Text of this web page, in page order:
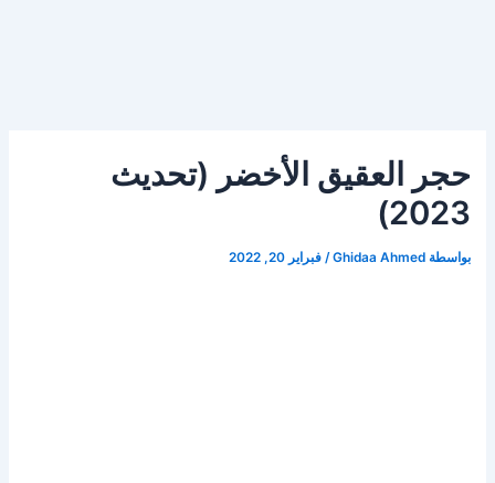
حجر العقيق الأخضر (تحديث
2023)
بواسطة Ghidaa Ahmed
/فبراير 20, 2022